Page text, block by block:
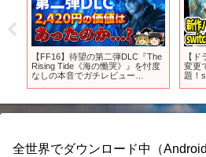
【FF16】待望の第二弾DLC『The
Rising Tide《海の慟哭》』を忖度
なしの本音でガチレビュー
神ゲーorクソゲー？】
【
変更
題！
全世界でダウンロード中（Android